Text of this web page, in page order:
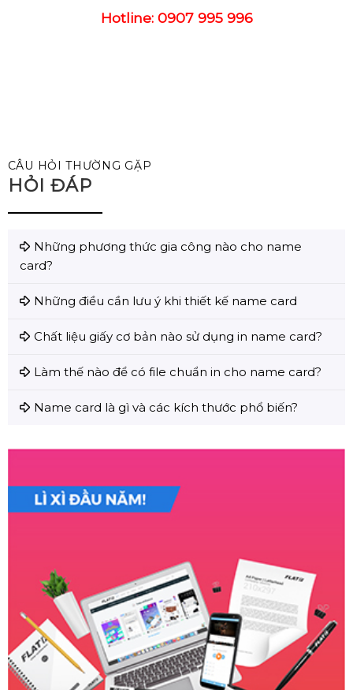
Hotline: 0907 995 996
CÂU HỎI THƯỜNG GẶP
HỎI ĐÁP
Những phương thức gia công nào cho name
card?
Những điều cần lưu ý khi thiết kế name card
Chất liệu giấy cơ bản nào sử dụng in name card?
Làm thế nào để có file chuẩn in cho name card?
Name card là gì và các kích thước phổ biến?